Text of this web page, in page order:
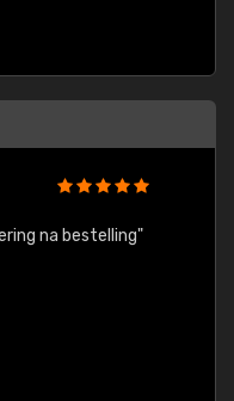
na bestelling"